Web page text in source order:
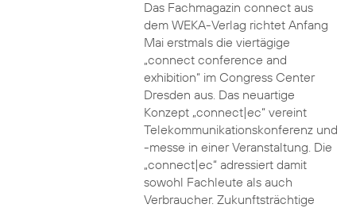
Das Fachmagazin connect aus
dem WEKA-Verlag richtet Anfang
Mai erstmals die viertägige
„connect conference and
exhibition“ im Congress Center
Dresden aus. Das neuartige
Konzept „connect|ec“ vereint
Telekommunikationskonferenz und
-messe in einer Veranstaltung. Die
„connect|ec“ adressiert damit
sowohl Fachleute als auch
Verbraucher. Zukunftsträchtige